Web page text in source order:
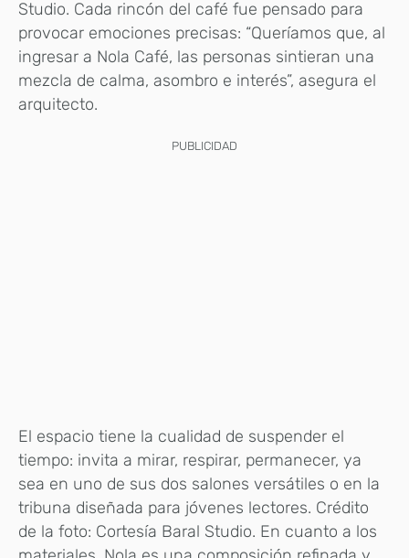
Studio. Cada rincón del café fue pensado para
provocar emociones precisas: “Queríamos que, al
ingresar a Nola Café, las personas sintieran una
mezcla de calma, asombro e interés”, asegura el
arquitecto.
PUBLICIDAD
El espacio tiene la cualidad de suspender el
tiempo: invita a mirar, respirar, permanecer, ya
sea en uno de sus dos salones versátiles o en la
tribuna diseñada para jóvenes lectores. Crédito
de la foto: Cortesía Baral Studio. En cuanto a los